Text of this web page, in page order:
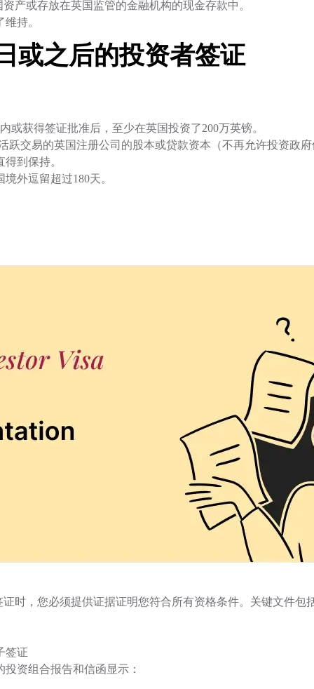
产或存放在英国监管的金融机构的现金存款中。
持。
或之后的投资者签证
或获得签证批准后，至少在英国投资了200万英镑。
跃交易的英国注册公司的股本或贷款资本（不再允许投资政
到保持。
外逗留超过180天。
时，您必须提供证据证明您符合所有资格条件。关键文件包
签证
资组合报告和信函显示：